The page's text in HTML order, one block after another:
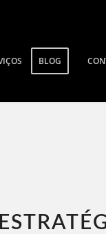
BLOG